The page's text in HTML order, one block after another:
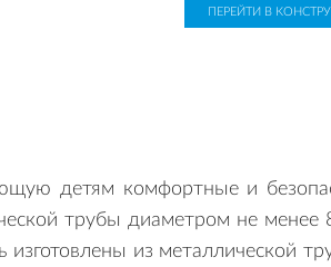
ПЕРЕЙТИ В
детям комфортные и
трубы диаметром не
из металлической